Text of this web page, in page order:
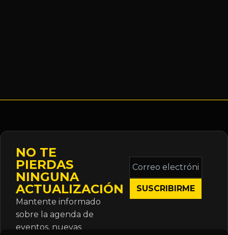
NO TE
PIERDAS
NINGUNA
ACTUALIZACIÓN
Mantente informado
sobre la agenda de
eventos, nuevas
Correo
electrónico
*